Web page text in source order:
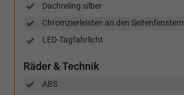
Dachreling silber
Chromzierleisten an den Seitenfenstern
LED-Tagfahrlicht
Räder & Technik
ABS